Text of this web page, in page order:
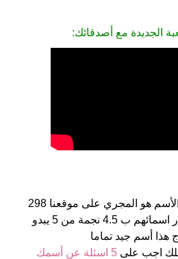
الجديدة مع أصدقائك:
Kinga هو اسم فتاة. أصل الأسم هو المجري على موقعنا 298
الأشخاص بأسم Kinga (قدر اسمائهم ب 4.5 نجمة من 5 يبدو
هذا أسم جيد تماما
5 اسئلة عن أسمك